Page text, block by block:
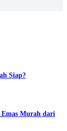
Siap?
Murah dari